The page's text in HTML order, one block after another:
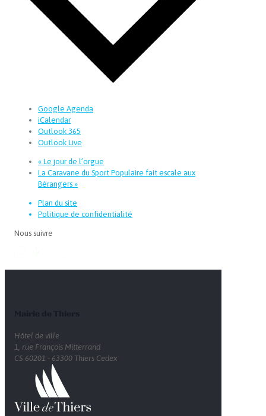
Google Agenda
iCalendar
Outlook 365
Outlook Live
« Le jour de l’orgue
La Caravane du Sport Populaire fait escale aux
Bérangers »
Plan du site
Politique de confidentialité
Nous suivre
Hôtel de ville
1, rue François Mitterrand
CS 60201 - 63300 Thiers Cedex